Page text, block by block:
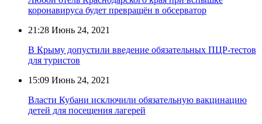
коронавируса будет превращён в обсерватор
21:28 Июнь 24, 2021
В Крыму допустили введение обязательных ПЦР-тестов
для туристов
15:09 Июнь 24, 2021
Власти Кубани исключили обязательную вакцинацию
детей для посещения лагерей